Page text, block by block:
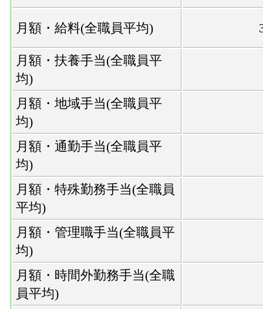
月額・給料(全職員平均)
月額・扶養手当(全職員平
均)
月額・地域手当(全職員平
均)
月額・通勤手当(全職員平
均)
月額・特殊勤務手当(全職員
平均)
月額・管理職手当(全職員平
均)
月額・時間外勤務手当(全職
員平均)